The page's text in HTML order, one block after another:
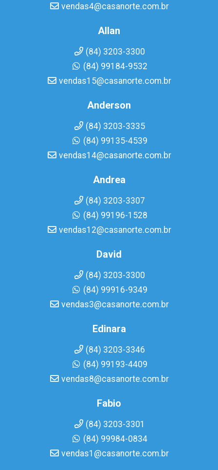
vendas4@casanorte.com.br
Allan
(84) 3203-3300
(84) 99184-9532
vendas15@casanorte.com.br
Anderson
(84) 3203-3335
(84) 99135-4539
vendas14@casanorte.com.br
Andrea
(84) 3203-3307
(84) 99196-1528
vendas12@casanorte.com.br
David
(84) 3203-3300
(84) 99916-9349
vendas3@casanorte.com.br
Edinara
(84) 3203-3346
(84) 99193-4409
vendas8@casanorte.com.br
Fabio
(84) 3203-3301
(84) 99984-0834
vendas1@casanorte.com.br